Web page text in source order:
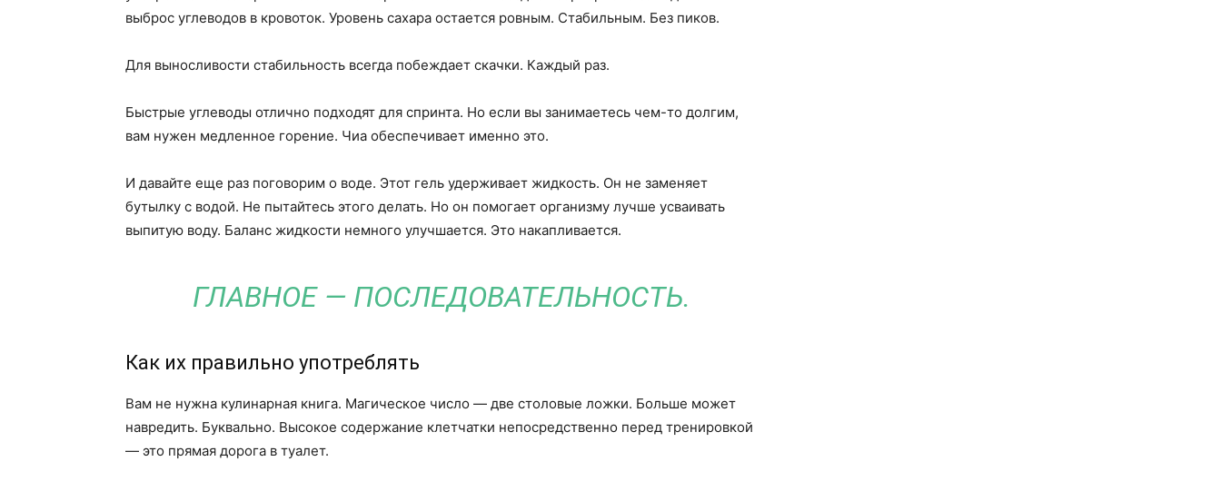
выброс углеводов в кровоток. Уровень сахара остается ровным. Стабильным. Без пиков.
Для выносливости стабильность всегда побеждает скачки. Каждый раз.
Быстрые углеводы отлично подходят для спринта. Но если вы занимаетесь чем-то долгим,
вам нужен медленное горение. Чиа обеспечивает именно это.
И давайте еще раз поговорим о воде. Этот гель удерживает жидкость. Он не заменяет
бутылку с водой. Не пытайтесь этого делать. Но он помогает организму лучше усваивать
выпитую воду. Баланс жидкости немного улучшается. Это накапливается.
ГЛАВНОЕ — ПОСЛЕДОВАТЕЛЬНОСТЬ.
Как их правильно употреблять
Вам не нужна кулинарная книга. Магическое число — две столовые ложки. Больше может
навредить. Буквально. Высокое содержание клетчатки непосредственно перед тренировкой
— это прямая дорога в туалет.